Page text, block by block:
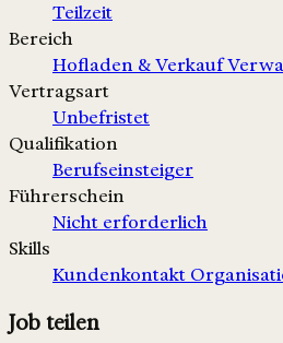
Teilzeit
Bereich
Hofladen & Verkauf
Vertragsart
Unbefristet
Qualifikation
Berufseinsteiger
Führerschein
Nicht erforderlich
Skills
Kundenkontakt
Job teilen